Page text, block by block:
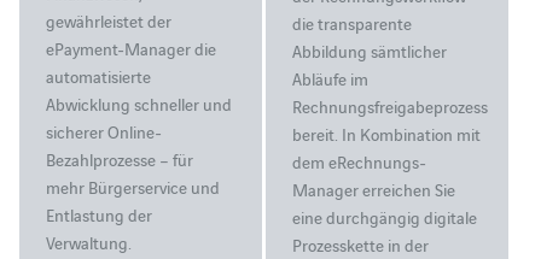
gewährleistet der
ePayment-Manager die
automatisierte
Abwicklung schneller und
sicherer Online-
Bezahlprozesse – für
mehr Bürgerservice und
Entlastung der
Verwaltung.
die transparente
Abbildung sämtlicher
Abläufe im
Rechnungsfreigabeprozess
bereit. In Kombination mit
dem eRechnungs-
Manager erreichen Sie
eine durchgängig digitale
Prozesskette in der